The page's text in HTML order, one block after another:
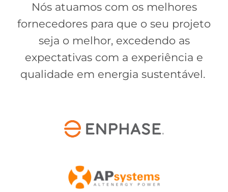
Nós atuamos com os melhores
fornecedores para que o seu projeto
seja o melhor, excedendo as
expectativas com a experiência e
qualidade em energia sustentável.